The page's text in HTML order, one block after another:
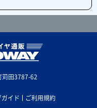
苅田3787-62
イド ご利用規約